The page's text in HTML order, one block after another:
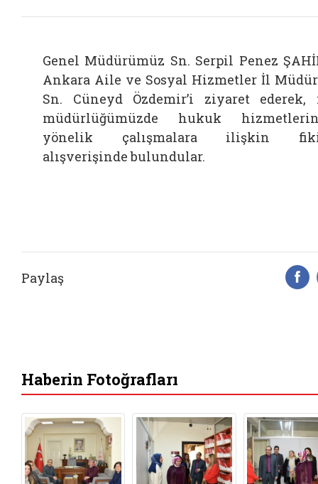
Genel Müdürümüz Sn. Serpil Penez
Ankara Aile ve Sosyal Hizmetler İl
Sn. Cüneyd Özdemir’i ziyaret ederek,
müdürlüğümüzde hukuk
yönelik çalışmalara ilişkin
alışverişinde bulundular.
Paylaş
Haberin Fotoğrafları